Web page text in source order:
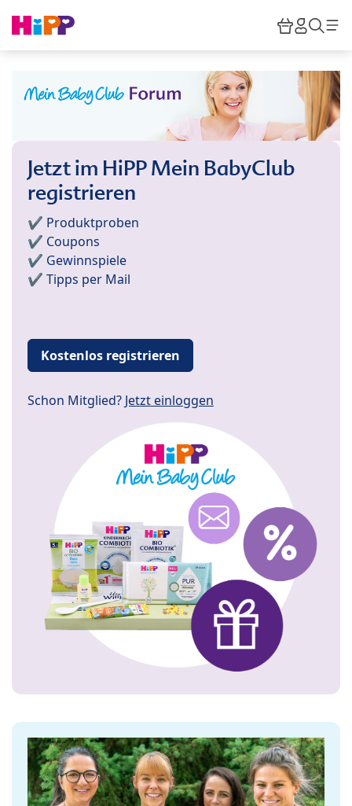
HiPP
Jetzt im HiPP Mein BabyClub
registrieren
✔️ Produktproben
✔️ Coupons
✔️ Gewinnspiele
✔️ Tipps per Mail
Kostenlos registrieren
Schon Mitglied? Jetzt einloggen